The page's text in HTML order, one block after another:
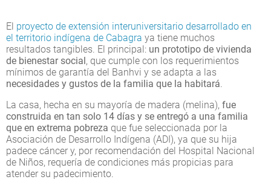
El proyecto de extensión interuniversitario desarrollado en
el territorio indígena de Cabagra ya tiene muchos
resultados tangibles. El principal: un prototipo de vivienda
de bienestar social, que cumple con los requerimientos
mínimos de garantía del Banhvi y se adapta a las
necesidades y gustos de la familia que la habitará.
La casa, hecha en su mayoría de madera (melina), fue
construida en tan solo 14 días y se entregó a una familia
que en extrema pobreza que fue seleccionada por la
Asociación de Desarrollo Indígena (ADI), ya que su hija
padece cáncer y, por recomendación del Hospital Nacional
de Niños, requería de condiciones más propicias para
atender su padecimiento.